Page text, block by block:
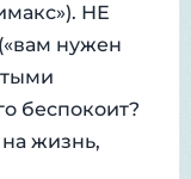
НЕ
нужен
беспокоит?
на жизнь,